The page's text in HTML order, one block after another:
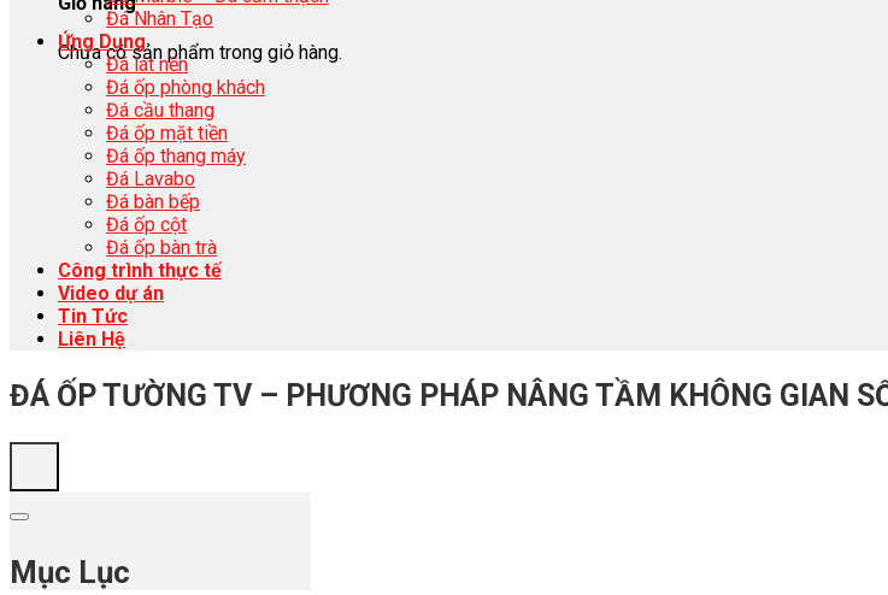
Chưa có sản phẩm trong giỏ hàng.
Đá Nhân Tạo
Ứng Dụng
Đá lát nền
Đá ốp phòng khách
Đá cầu thang
Đá ốp mặt tiền
Đá ốp thang máy
Đá Lavabo
Đá bàn bếp
Đá ốp cột
Đá ốp bàn trà
Công trình thực tế
Video dự án
Tin Tức
Liên Hệ
ĐÁ ỐP TƯỜNG TV – PHƯƠNG PHÁP NÂNG TẦM KHÔNG GIAN
Mục Lục